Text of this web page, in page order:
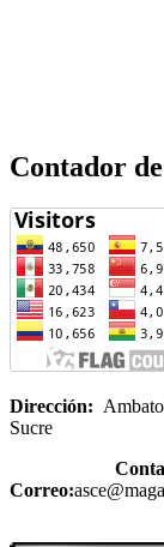
Contador
Dirección:
Sucre
Correo: